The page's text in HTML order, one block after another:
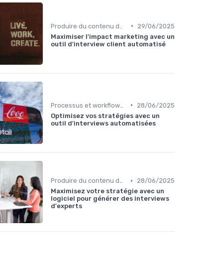
•
29/06/2025
Maximiser l'impact marketing avec un
outil d'interview client automatisé
•
28/06/2025
Optimisez vos stratégies avec un
outil d'interviews automatisées
Produire du contenu de qualité à grande échelle •
28/06/2025
Maximisez votre stratégie avec un
logiciel pour générer des interviews
d'experts